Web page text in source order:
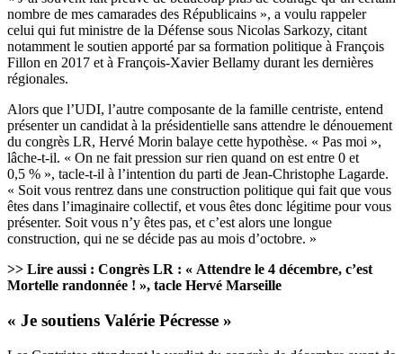
nombre de mes camarades des Républicains », a voulu rappeler
celui qui fut ministre de la Défense sous Nicolas Sarkozy, citant
notamment le soutien apporté par sa formation politique à François
Fillon en 2017 et à François-Xavier Bellamy durant les dernières
régionales.
Alors que l’UDI, l’autre composante de la famille centriste, entend
présenter un candidat à la présidentielle sans attendre le dénouement
du congrès LR, Hervé Morin balaye cette hypothèse. « Pas moi »,
lâche-t-il. « On ne fait pression sur rien quand on est entre 0 et
0,5 % », tacle-t-il à l’intention du parti de Jean-Christophe Lagarde.
« Soit vous rentrez dans une construction politique qui fait que vous
êtes dans l’imaginaire collectif, et vous êtes donc légitime pour vous
présenter. Soit vous n’y êtes pas, et c’est alors une longue
construction, qui ne se décide pas au mois d’octobre. »
>> Lire aussi : Congrès LR : « Attendre le 4 décembre, c’est
Mortelle randonnée ! », tacle Hervé Marseille
« Je soutiens Valérie Pécresse »